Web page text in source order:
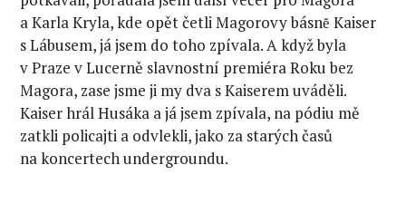
a Karla Kryla, kde opět četli Magorovy básnĕ Kaiser
s Lábusem, já jsem do toho zpívala. A když byla
v Praze v Lucerně slavnostní premiéra Roku bez
Magora, zase jsme ji my dva s Kaiserem uváděli.
Kaiser hrál Husáka a já jsem zpívala, na pódiu mě
zatkli policajti a odvlekli, jako za starých časů
na koncertech undergroundu.